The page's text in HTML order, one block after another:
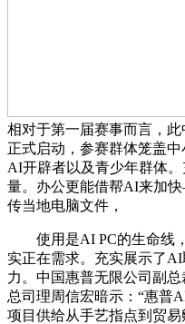
相对于第一届赛事而言，
正式启动，参赛群体笼盖中
AI开辟者以及青少年群体
量。办公更能借帮AI来加
传当地电脑文件，
使用是AI PC的生命线，
实正在需求。充实展示了
力。中国惠普无限公司副
总司理周信宏暗示：“惠普
项目供给从手艺指点到贸